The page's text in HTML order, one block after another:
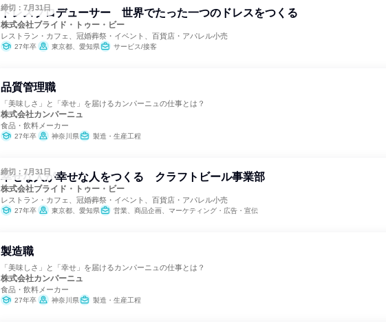
締切：7月31日
ドレスプロデューサー 世界でたった一つのドレスをつくる
株式会社ブライド・トゥー・ビー
レストラン・カフェ、冠婚葬祭・イベント、百貨店・アパレル小売
27年卒 東京都、愛知県 サービス/接客
品質管理職
「美味しさ」と「幸せ」を届けるカンパーニュの仕事とは？
株式会社カンパーニュ
食品・飲料メーカー
27年卒 神奈川県 製造・生産工程
締切：7月31日
幸せな人が幸せな人をつくる クラフトビール事業部
株式会社ブライド・トゥー・ビー
レストラン・カフェ、冠婚葬祭・イベント、百貨店・アパレル小売
27年卒 東京都、愛知県 営業、商品企画、マーケティング・広告・宣伝
製造職
「美味しさ」と「幸せ」を届けるカンパーニュの仕事とは？
株式会社カンパーニュ
食品・飲料メーカー
27年卒 神奈川県 製造・生産工程